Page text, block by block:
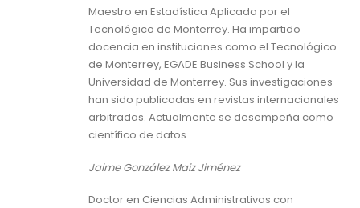
Maestro en Estadística Aplicada por el
Tecnológico de Monterrey. Ha impartido
docencia en instituciones como el Tecnológico
de Monterrey, EGADE Business School y la
Universidad de Monterrey. Sus investigaciones
han sido publicadas en revistas internacionales
arbitradas. Actualmente se desempeña como
científico de datos.
Jaime González Maiz Jiménez
Doctor en Ciencias Administrativas con